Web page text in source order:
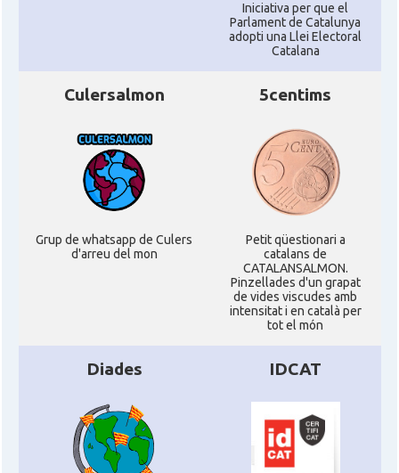
Iniciativa per que el
Parlament de Catalunya
adopti una Llei Electoral
Catalana
Culersalmon
Grup de whatsapp de Culers
d'arreu del mon
5centims
Petit qüestionari a
catalans de
CATALANSALMON.
Pinzellades d'un grapat
de vides viscudes amb
intensitat i en català per
tot el món
Diades IDCAT